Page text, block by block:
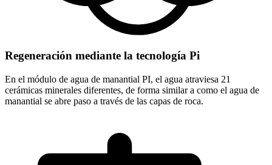
Regeneración mediante la tecnología Pi
En el módulo de agua de manantial PI, el agua atraviesa 21
cerámicas minerales diferentes, de forma similar a como el agua de
manantial se abre paso a través de las capas de roca.